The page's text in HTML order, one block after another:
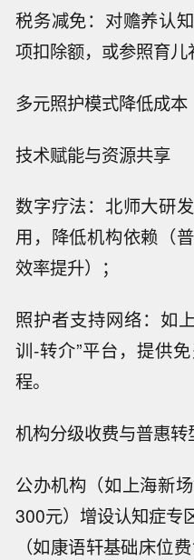
税务减免：对赡养认
项扣除额，或参照育儿
多元照护模式降低成本
技术赋能与资源共享
数字疗法：北师大研
用，降低机构依赖（
效率提升）；
照护者支持网络：如
训-转介”平台，提供
程。
机构分级收费与普惠转
公办机构（如上海新
300元）增设认知症专
（如康语轩基础床位